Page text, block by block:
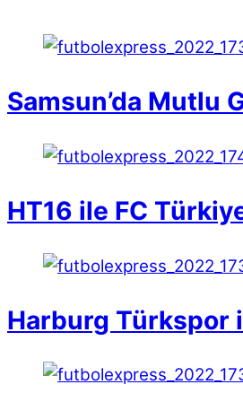
Samsun’da Mutlu
HT16 ile FC
Harburg Türkspor